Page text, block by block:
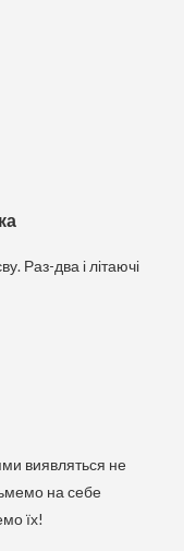
Раз-два і літаючі
виявляться не
на себе
їх!